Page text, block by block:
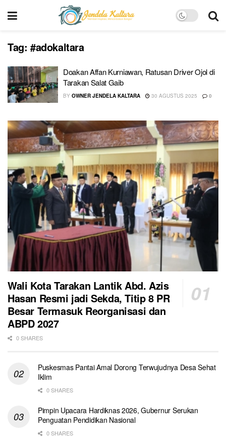
Tag: #adokaltara
Doakan Affan Kurniawan, Ratusan Driver Ojol di
Tarakan Salat Gaib
BY OWNER JENDELA KALTARA 30 AGUSTUS 2025 0
Wali Kota Tarakan Lantik Abd. Azis
Hasan Resmi jadi Sekda, Titip 8 PR
Besar Termasuk Reorganisasi dan
ABPD 2027
0 SHARES
Puskesmas Pantai Amal Dorong Terwujudnya Desa Sehat
Iklim
0 SHARES
Pimpin Upacara Hardiknas 2026, Gubernur Serukan
Penguatan Pendidikan Nasional
0 SHARES